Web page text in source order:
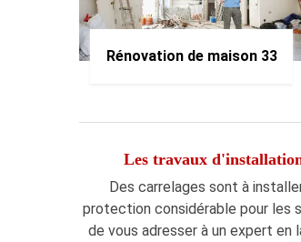
Rénovation de maison 33
Les travaux
Des carrelages sont à
protection considérable pour les
de vous adresser à un expert en